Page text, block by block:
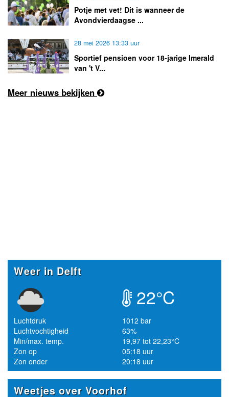
Potje met vet! Dit is wanneer de
Avondvierdaagse ...
28 mei 2026 13:33 uur
Sportief pensioen voor 18-jarige Imerald
van 't V...
Meer nieuws bekijken
Weer in Delft
22°C
Luchtdruk
1012 bar
Luchtvochtigheid
63%
Min/max. temp.
19,97 tot 22,23°C
Zon op
05:18 uur
Zon onder
20:18 uur
Weetjes over Voorhof